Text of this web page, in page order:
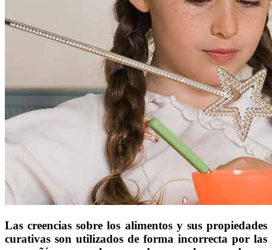
Las creencias sobre los alimentos y sus propiedades
curativas son utilizados de forma incorrecta por las